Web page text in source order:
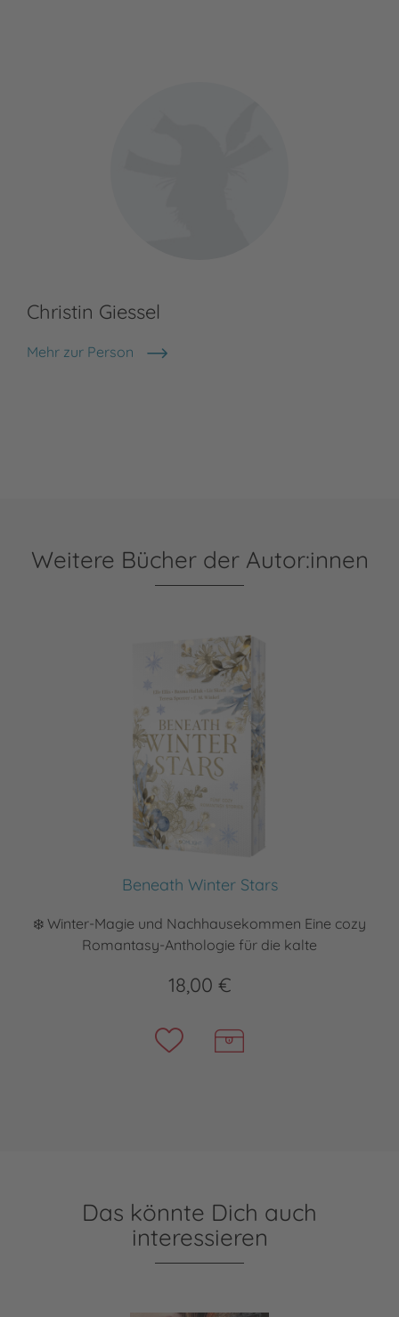
Christin Giessel
Mehr zur Person
Christin Giessel
Weitere Bücher der Autor:innen
Beneath Winter Stars
❄️ Winter-Magie und Nachhausekommen Eine cozy
Romantasy-Anthologie für die kalte
18,00 €
Das könnte Dich auch
interessieren